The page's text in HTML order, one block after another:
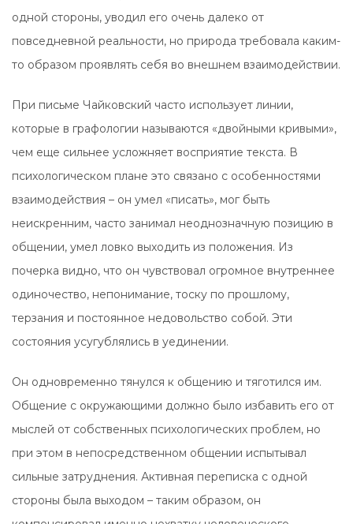
одной стороны, уводил его очень далеко от
повседневной реальности, но природа требовала каким-
то образом проявлять себя во внешнем взаимодействии.
При письме Чайковский часто использует линии,
которые в графологии называются «двойными кривыми»,
чем еще сильнее усложняет восприятие текста. В
психологическом плане это связано с особенностями
взаимодействия – он умел «писать», мог быть
неискренним, часто занимал неоднозначную позицию в
общении, умел ловко выходить из положения. Из
почерка видно, что он чувствовал огромное внутреннее
одиночество, непонимание, тоску по прошлому,
терзания и постоянное недовольство собой. Эти
состояния усугублялись в уединении.
Он одновременно тянулся к общению и тяготился им.
Общение с окружающими должно было избавить его от
мыслей от собственных психологических проблем, но
при этом в непосредственном общении испытывал
сильные затруднения. Активная переписка с одной
стороны была выходом – таким образом, он